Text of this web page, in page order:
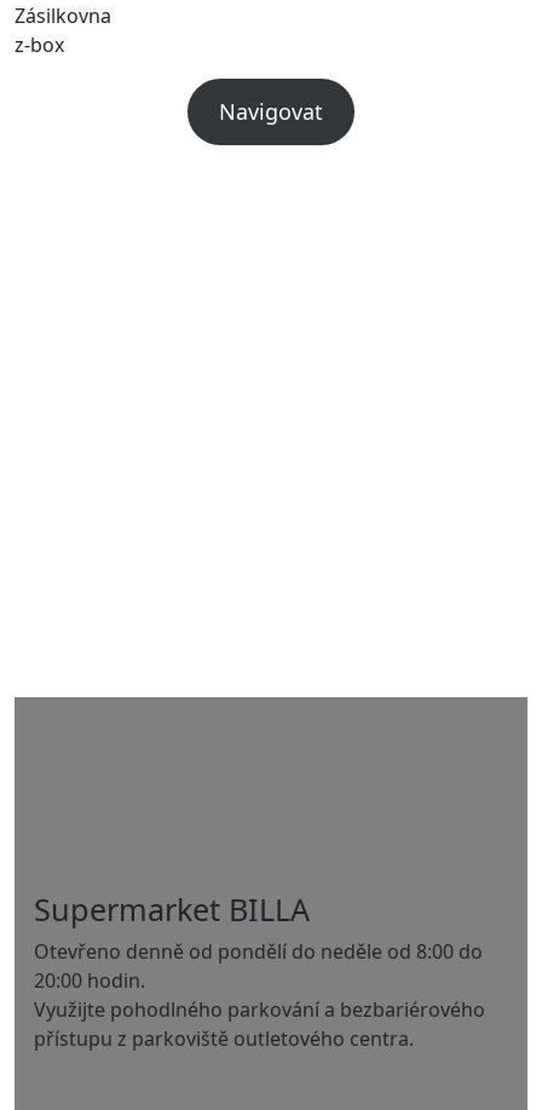
Zásilkovna
z-box
Navigovat
Supermarket BILLA
Otevřeno denně od pondělí do neděle od 8:00 do
20:00 hodin.
Využijte pohodlného parkování a bezbariérového
přístupu z parkoviště outletového centra.